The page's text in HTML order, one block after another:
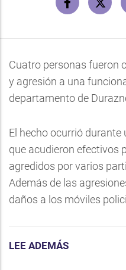
Cuatro personas fueron
y agresión a una
departamento de
El hecho ocurrió durante
que acudieron efectivos
agredidos por varios
Además de las
daños a los móviles
LEE ADEMÁS